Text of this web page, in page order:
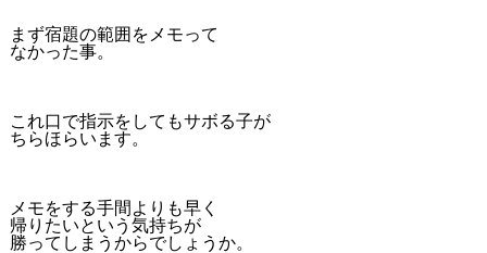
まず宿題の範囲をメモって
なかった事。
これ口で指示をしてもサボる子が
ちらほらいます。
メモをする手間よりも早く
帰りたいという気持ちが
勝ってしまうからでしょうか。